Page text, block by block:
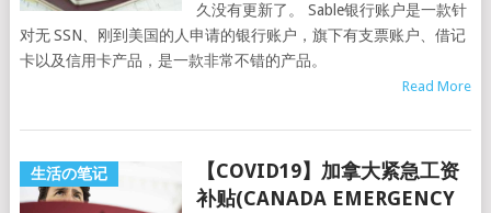
久没有更新了。 Sable银行账户是一款针
对无 SSN、刚到美国的人申请的银行账户，旗下有支票账户、借记
卡以及信用卡产品，是一款非常不错的产品。
Read More
生活の笔记
【COVID19】加拿大紧急工资
补贴(CANADA EMERGENCY